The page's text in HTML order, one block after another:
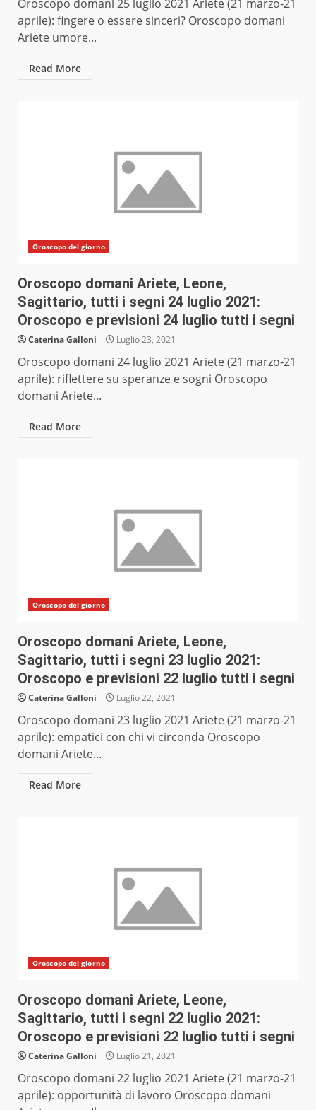
Oroscopo domani 25 luglio 2021 Ariete (21 marzo-21
aprile): fingere o essere sinceri? Oroscopo domani
Ariete umore...
Read More
Oroscopo del giorno
Oroscopo domani Ariete, Leone,
Sagittario, tutti i segni 24 luglio 2021:
Oroscopo e previsioni 24 luglio tutti i segni
Caterina Galloni Luglio 23, 2021
Oroscopo domani 24 luglio 2021 Ariete (21 marzo-21
aprile): riflettere su speranze e sogni Oroscopo
domani Ariete...
Read More
Oroscopo del giorno
Oroscopo domani Ariete, Leone,
Sagittario, tutti i segni 23 luglio 2021:
Oroscopo e previsioni 22 luglio tutti i segni
Caterina Galloni Luglio 22, 2021
Oroscopo domani 23 luglio 2021 Ariete (21 marzo-21
aprile): empatici con chi vi circonda Oroscopo
domani Ariete...
Read More
Oroscopo del giorno
Oroscopo domani Ariete, Leone,
Sagittario, tutti i segni 22 luglio 2021:
Oroscopo e previsioni 22 luglio tutti i segni
Caterina Galloni Luglio 21, 2021
Oroscopo domani 22 luglio 2021 Ariete (21 marzo-21
aprile): opportunità di lavoro Oroscopo domani